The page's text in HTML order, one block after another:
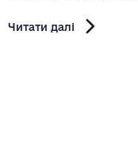
Читати далі